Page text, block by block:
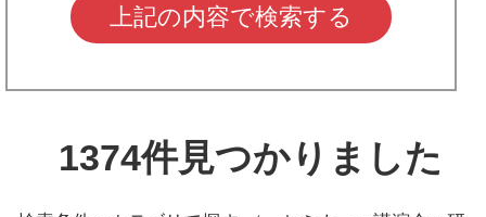
1374件見つかりました